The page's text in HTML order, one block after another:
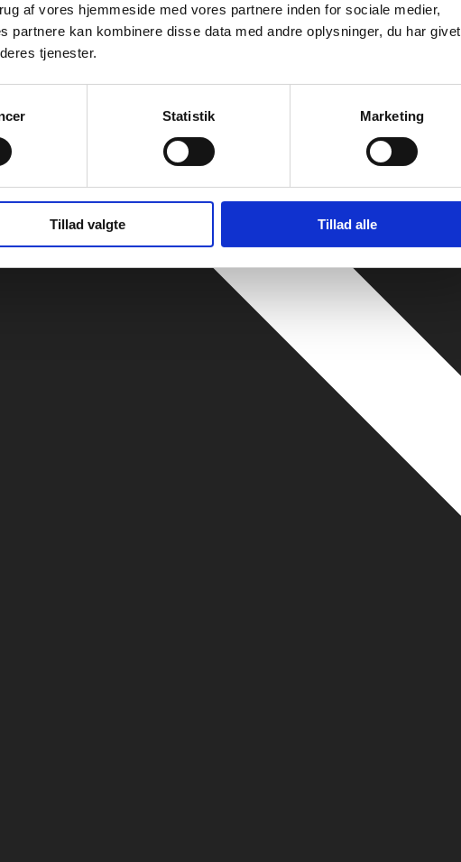
af vores hjemmeside med vores partnere inden for sociale medier,
partnere kan kombinere disse data med andre oplysninger, du har givet
tjenester.
Statistik Marketing
Tillad valgte Tillad alle